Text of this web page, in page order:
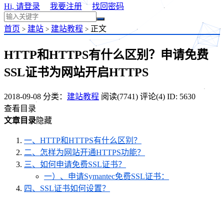
Hi, 请登录 我要注册 找回密码
首页 > 建站 > 建站教程 > 正文
HTTP和HTTPS有什么区别？申请免费
SSL证书为网站开启HTTPS
2018-09-08 分类： 建站教程 阅读(7741) 评论(4) ID: 5630
查看目录
文章目录隐藏
一、HTTP和HTTPS有什么区别？
二、怎样为网站开通HTTPS功能？
三、如何申请免费SSL证书？
一）、申请Symantec免费SSL证书：
四、SSL证书如何设置？